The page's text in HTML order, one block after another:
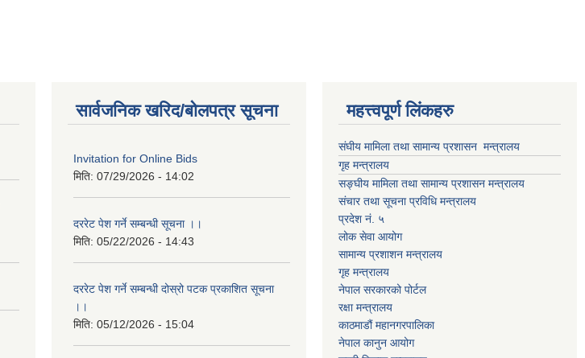
सार्वजनिक खरिद/बोलपत्र सूचना
Invitation for Online Bids
मिति: 07/29/2026 - 14:02
दररेट पेश गर्ने सम्बन्धी सूचना ।।
मिति: 05/22/2026 - 14:43
दररेट पेश गर्ने सम्बन्धी दोस्रो पटक प्रकाशित सूचना
।।
मिति: 05/12/2026 - 15:04
महत्त्वपूर्ण लिंकहरु
संघीय मामिला तथा सामान्य प्रशासन मन्त्रालय
गृह मन्त्रालय
सङ्घीय मामिला तथा सामान्य प्रशासन मन्त्रालय
संचार तथा सूचना प्रविधि मन्त्रालय
प्रदेश नं. ५
लोक सेवा आयोग
सामान्य प्रशाशन मन्त्रालय
गृह मन्त्रालय
नेपाल सरकारको पोर्टल
रक्षा मन्त्रालय
काठमाडौं महानगरपालिका
नेपाल कानुन आयोग